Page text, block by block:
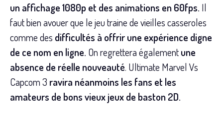
un affichage 1080p et des animations en 60fps. Il
faut bien avouer que le jeu traine de vieilles casseroles
comme des difficultés à offrir une expérience digne
de ce nom en ligne. On regrettera égalementune
absence de réelle nouveauté. Ultimate Marvel Vs
Capcom 3 ravira néanmoins les fans et les
amateurs de bons vieux jeux de baston 2D.